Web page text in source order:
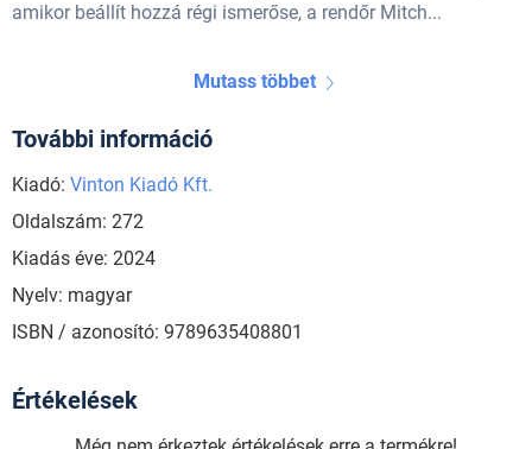
amikor beállít hozzá régi ismerőse, a rendőr Mitch...
Mutass többet
További információ
Kiadó: Vinton Kiadó Kft.
Oldalszám: 272
Kiadás éve: 2024
Nyelv: magyar
ISBN / azonosító: 9789635408801
Értékelések